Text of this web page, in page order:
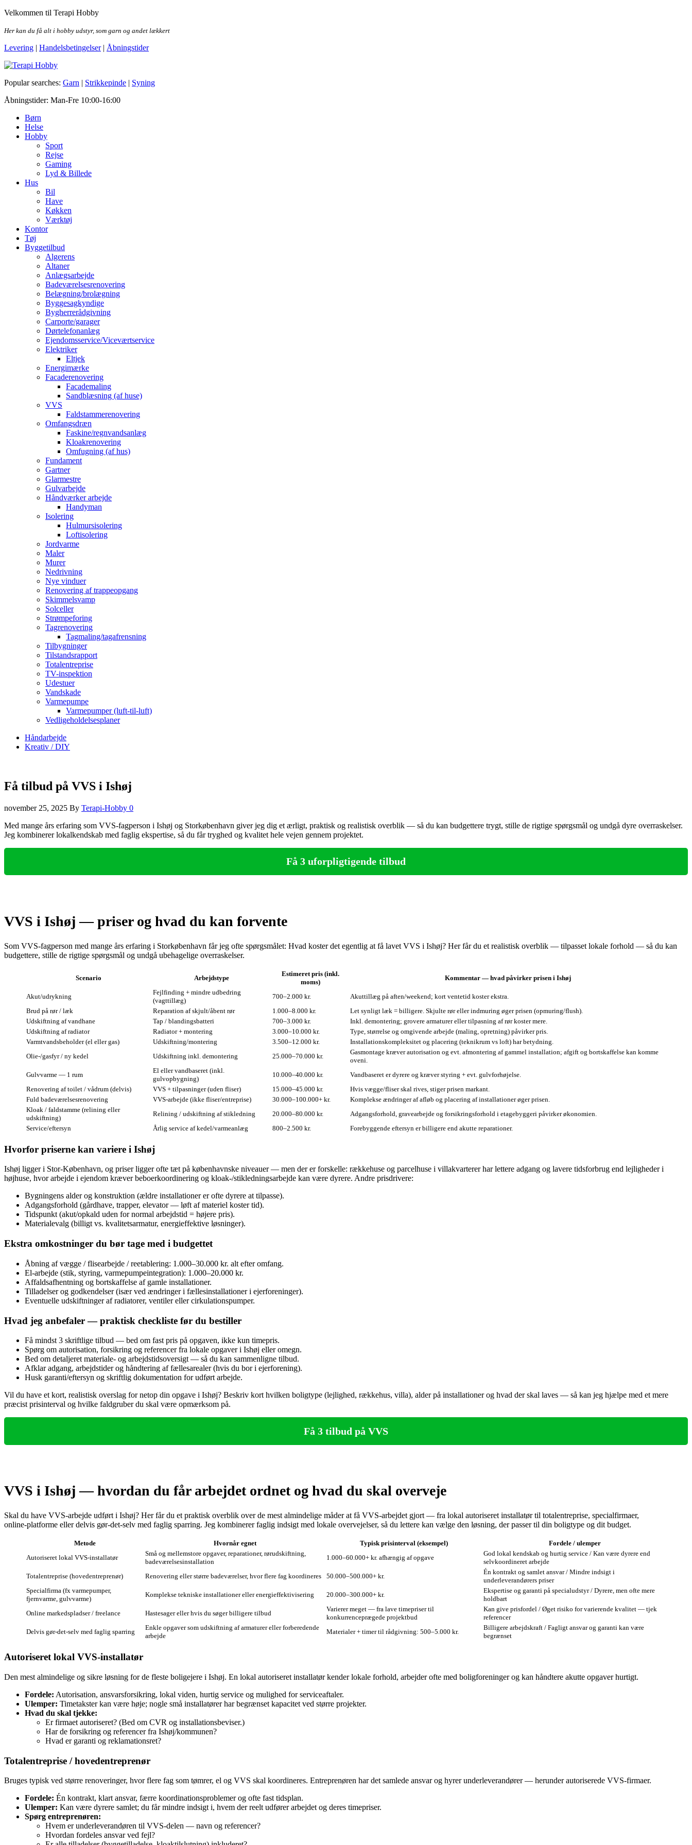
Skip
the
Velkommen til Terapi Hobby
Her kan du få alt i hobby udstyr, som garn og andet lækkert
Levering | Handelsbetingelser| Åbningstider
Terapi Hobby
Popular searches: Garn | Strikkepinde | Syning
Åbningstider: Man-Fre 10:00-16:00
Børn
Helse
Hobby
Sport
Rejse
Gaming
Lyd & Billede
Hus
Bil
Have
Køkken
Værktøj
Kontor
Tøj
Byggetilbud
Algerens
Altaner
Anlægsarbejde
Badeværelsesrenovering
Belægning/brolægning
Byggesagkyndige
Bygherrerådgivning
Carporte/garager
Dørtelefonanlæg
Ejendomsservice/Viceværtservice
Elektriker
Eltjek
Energimærke
Facaderenovering
Facademaling
Sandblæsning (af huse)
VVS
Faldstammerenovering
Omfangsdræn
Faskine/regnvandsanlæg
Kloakrenovering
Omfugning (af hus)
Fundament
Gartner
Glarmestre
Gulvarbejde
Håndværker arbejde
Handyman
Isolering
Hulmursisolering
Loftisolering
Jordvarme
Maler
Murer
Nedrivning
Nye vinduer
Renovering af trappeopgang
Skimmelsvamp
Solceller
Strømpeforing
Tagrenovering
Tagmaling/tagafrensning
Tilbygninger
Tilstandsrapport
Totalentreprise
TV-inspektion
Udestuer
Vandskade
Varmepumpe
Varmepumper (luft-til-luft)
Vedligeholdelsesplaner
Håndarbejde
Kreativ / DIY
Få tilbud på VVS i Ishøj
november 25, 2025 By Terapi-Hobby 0
Med mange års erfaring som VVS-fagperson i Ishøj og Storkøbenhavn giver jeg dig et ærligt, praktisk og realistisk overblik — så du kan budgettere trygt, stille de rigtige spørgsmål og undgå dyre overraskelser.
Jeg kombinerer lokalkendskab med faglig ekspertise, så du får tryghed og kvalitet hele vejen gennem projektet.
Få 3 uforpligtigende tilbud
VVS i Ishøj — priser og hvad du kan forvente
Som VVS‑fagperson med mange års erfaring i Storkøbenhavn får jeg ofte spørgsmålet: Hvad koster det egentlig at få lavet VVS i Ishøj? Her får du et realistisk overblik — tilpasset lokale forhold — så du kan
budgettere, stille de rigtige spørgsmål og undgå ubehagelige overraskelser.
Scenario Arbejdstype
Estimeret pris (inkl.
moms)
Kommentar — hvad påvirker prisen i Ishøj
Akut/udrykning
Fejlfinding + mindre udbedring
(vagttillæg)
700–2.000 kr.
Akuttillæg på aften/weekend; kort ventetid koster ekstra.
Brud på rør / læk
Reparation af skjult/åbent rør 1.000–8.000 kr.
Let synligt læk = billigere. Skjulte rør eller indmuring øger prisen (opmuring/flush).
Udskiftning af vandhane
Tap / blandingsbatteri 700–3.000 kr.
Inkl. demontering; grovere armaturer eller tilpasning af rør koster mere.
Udskiftning af radiator
Radiator + montering 3.000–10.000 kr.
Type, størrelse og omgivende arbejde (maling, opretning) påvirker pris.
Varmtvandsbeholder (el eller gas)
Udskiftning/montering 3.500–12.000 kr.
Installationskompleksitet og placering (teknikrum vs loft) har betydning.
Olie-/gasfyr / ny kedel
Udskiftning inkl. demontering 25.000–70.000 kr.
Gasmontage kræver autorisation og evt. afmontering af gammel installation; afgift og bortskaffelse kan komme
oveni.
Gulvvarme — 1 rum
El eller vandbaseret (inkl.
gulvopbygning)
10.000–40.000 kr.
Vandbaseret er dyrere og kræver styring + evt. gulvforhøjelse.
Renovering af toilet / vådrum (delvis)
VVS + tilpasninger (uden fliser) 15.000–45.000 kr.
Hvis vægge/fliser skal rives, stiger prisen markant.
Fuld badeværelsesrenovering
VVS‑arbejde (ikke fliser/entreprise) 30.000–100.000+ kr.
Komplekse ændringer af afløb og placering af installationer øger prisen.
Kloak / faldstamme (relining eller
udskiftning)
Relining / udskiftning af stikledning 20.000–80.000 kr.
Adgangsforhold, gravearbejde og forsikringsforhold i etagebyggeri påvirker økonomien.
Service/eftersyn
Årlig service af kedel/varmeanlæg 800–2.500 kr. Forebyggende eftersyn er billigere end akutte reparationer.
Hvorfor priserne kan variere i Ishøj
Ishøj ligger i Stor‑København, og priser ligger ofte tæt på københavnske niveauer — men der er forskelle: rækkehuse og parcelhuse i villakvarterer har lettere adgang og lavere tidsforbrug end lejligheder i
højhuse, hvor arbejde i ejendom kræver beboerkoordinering og kloak-/stikledningsarbejde kan være dyrere. Andre prisdrivere:
Bygningens alder og konstruktion (ældre installationer er ofte dyrere at tilpasse).
Adgangsforhold (gårdhave, trapper, elevator — løft af materiel koster tid).
Tidspunkt (akut/opkald uden for normal arbejdstid = højere pris).
Materialevalg (billigt vs. kvalitetsarmatur, energieffektive løsninger).
Ekstra omkostninger du bør tage med i budgettet
Åbning af vægge / flisearbejde / reetablering: 1.000–30.000 kr. alt efter omfang.
El‑arbejde (stik, styring, varmepumpeintegration): 1.000–20.000 kr.
Affaldsafhentning og bortskaffelse af gamle installationer.
Tilladelser og godkendelser (især ved ændringer i fællesinstallationer i ejerforeninger).
Eventuelle udskiftninger af radiatorer, ventiler eller cirkulationspumper.
Hvad jeg anbefaler — praktisk checkliste før du bestiller
Få mindst 3 skriftlige tilbud — bed om fast pris på opgaven, ikke kun timepris.
Spørg om autorisation, forsikring og referencer fra lokale opgaver i Ishøj eller omegn.
Bed om detaljeret materiale‑ og arbejdstidsoversigt — så du kan sammenligne tilbud.
Afklar adgang, arbejdstider og håndtering af fællesarealer (hvis du bor i ejerforening).
Husk garanti/eftersyn og skriftlig dokumentation for udført arbejde.
Vil du have et kort, realistisk overslag for netop din opgave i Ishøj? Beskriv kort hvilken boligtype (lejlighed, rækkehus, villa), alder på installationer og hvad der skal laves — så kan jeg hjælpe med et mere
præcist prisinterval og hvilke faldgruber du skal være opmærksom på.
Få 3 tilbud på VVS
VVS i Ishøj — hvordan du får arbejdet ordnet og hvad du skal overveje
Skal du have VVS-arbejde udført i Ishøj? Her får du et praktisk overblik over de mest almindelige måder at få VVS-arbejdet gjort — fra lokal autoriseret installatør til totalentreprise, specialfirmaer,
online‑platforme eller delvis gør‑det‑selv med faglig sparring. Jeg kombinerer faglig indsigt med lokale overvejelser, så du lettere kan vælge den løsning, der passer til din boligtype og dit budget.
Metode Hvornår egnet Typisk prisinterval (eksempel)
Fordele / ulemper
Autoriseret lokal VVS‑installatør
Små og mellemstore opgaver, reparationer, rørudskiftning,
badeværelsesinstallation
1.000–60.000+ kr. afhængig af opgave
God lokal kendskab og hurtig service / Kan være dyrere end
selvkoordineret arbejde
Totalentreprise (hovedentreprenør)
Renovering eller større badeværelser, hvor flere fag koordineres 50.000–500.000+ kr.
Én kontrakt og samlet ansvar / Mindre indsigt i
underleverandørers priser
Specialfirma (fx varmepumper,
fjernvarme, gulvvarme)
Komplekse tekniske installationer eller energieffektivisering 20.000–300.000+ kr.
Ekspertise og garanti på specialudstyr / Dyrere, men ofte mere
holdbart
Online markedspladser / freelance
Hastesager eller hvis du søger billigere tilbud
Varierer meget — fra lave timepriser til
konkurrenceprægede projektbud
Kan give prisfordel / Øget risiko for varierende kvalitet — tjek
referencer
Delvis gør‑det‑selv med faglig sparring
Enkle opgaver som udskiftning af armaturer eller forberedende
arbejde
Materialer + timer til rådgivning: 500–5.000 kr.
Billigere arbejdskraft / Fagligt ansvar og garanti kan være
begrænset
Autoriseret lokal VVS‑installatør
Den mest almindelige og sikre løsning for de fleste boligejere i Ishøj. En lokal autoriseret installatør kender lokale forhold, arbejder ofte med boligforeninger og kan håndtere akutte opgaver hurtigt.
Fordele: Autorisation, ansvarsforsikring, lokal viden, hurtig service og mulighed for serviceaftaler.
Ulemper: Timetakster kan være høje; nogle små installatører har begrænset kapacitet ved større projekter.
Hvad du skal tjekke:
Er firmaet autoriseret? (Bed om CVR og installationsbeviser.)
Har de forsikring og referencer fra Ishøj/kommunen?
Hvad er garanti og reklamationsret?
Totalentreprise / hovedentreprenør
Bruges typisk ved større renoveringer, hvor flere fag som tømrer, el og VVS skal koordineres. Entreprenøren har det samlede ansvar og hyrer underleverandører — herunder autoriserede VVS‑firmaer.
Fordele: Én kontrakt, klart ansvar, færre koordinationsproblemer og ofte fast tidsplan.
Ulemper: Kan være dyrere samlet; du får mindre indsigt i, hvem der reelt udfører arbejdet og deres timepriser.
Spørg entreprenøren:
Hvem er underleverandøren til VVS‑delen — navn og referencer?
Hvordan fordeles ansvar ved fejl?